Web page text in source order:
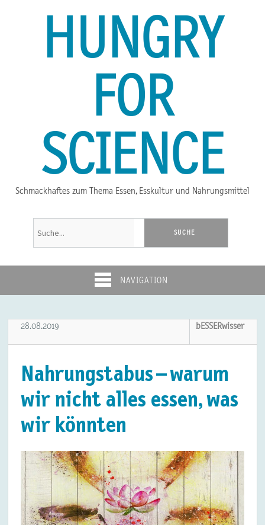
HUNGRY
FOR
SCIENCE
Schmackhaftes zum Thema Essen, Esskultur und Nahrungsmittel
NAVIGATION
28.08.2019 bESSERwisser
Nahrungstabus – warum
wir nicht alles essen, was
wir könnten